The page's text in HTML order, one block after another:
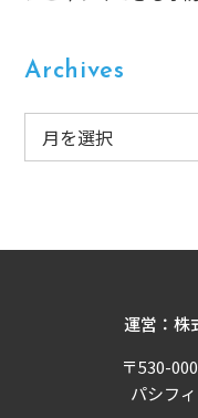
Archives
運営：株
〒530-
パシフ